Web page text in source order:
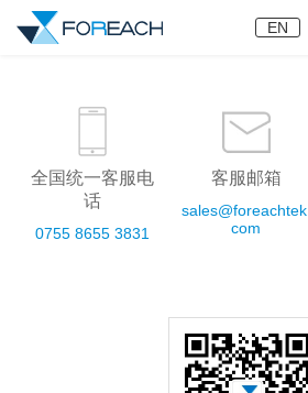
EN
全国统一客服电
话
0755 8655 3831
客服邮箱
sales@foreachtek.
com